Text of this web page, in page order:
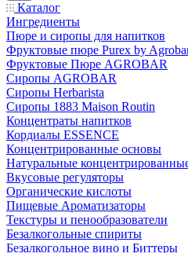
Каталог
Ингредиенты
Пюре и сиропы для напитков
Фруктовые пюре Purex by
Фруктовые Пюре AGROBAR
Сиропы AGROBAR
Сиропы Herbarista
Сиропы 1883 Maison Routin
Концентраты напитков
Кордиалы ESSENCE
Концентрированные основы
Натуральные
Вкусовые регуляторы
Органические кислоты
Пищевые Ароматизаторы
Текстуры и пенообразователи
Безалкогольные спириты
Безалкогольное вино и Биттеры